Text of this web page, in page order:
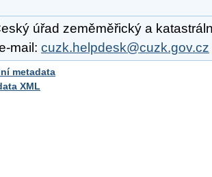
úřad zeměměřický a
mail: cuzk.helpdesk@cuzk.gov.cz
metadata
XML